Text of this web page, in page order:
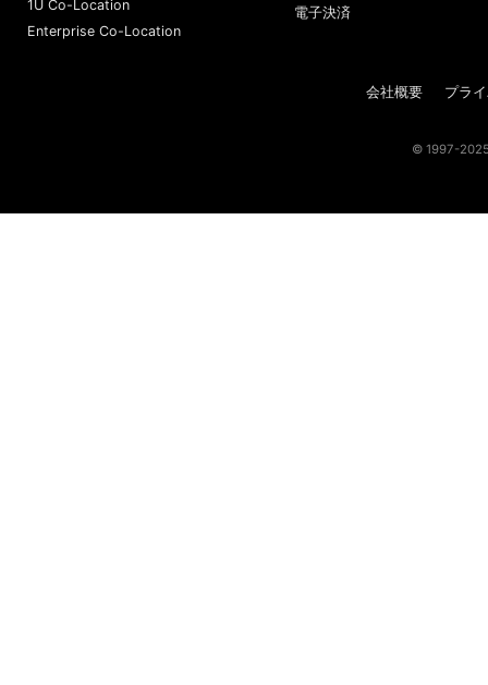
1U Co-Location
Enterprise Co-Location
電子決済
会社概要 プラ
© 1997-2025